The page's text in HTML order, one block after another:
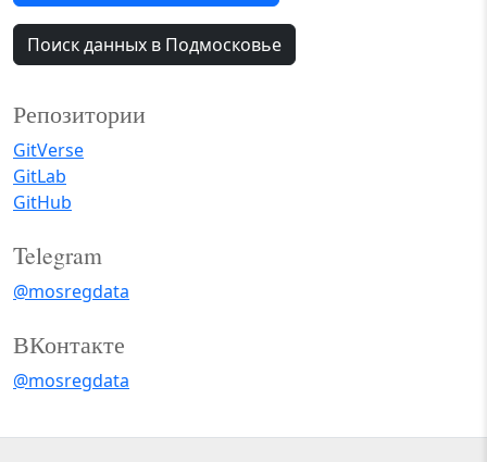
Поиск данных в Подмосковье
Репозитории
GitVerse
GitLab
GitHub
Telegram
@mosregdata
ВКонтакте
@mosregdata